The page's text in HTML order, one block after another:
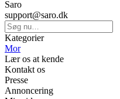
Saro
support@saro.dk
Kategorier
Mor
Lær os at kende
Kontakt os
Presse
Annoncering